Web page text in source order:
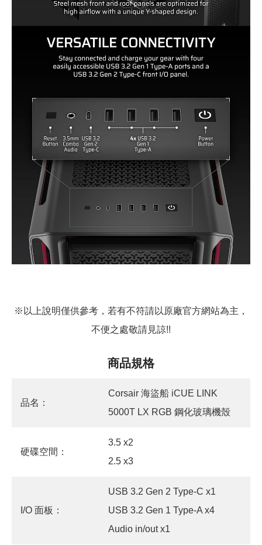
※以上說明僅供參考，若有不符請以原廠官方網站為主，
不便之處敬請見諒!!
商品規格
品名：
Corsair 海盜船 iCUE LINK
5000T LX RGB 鋼化玻璃機殼
硬碟空間：
3.5 x2
2.5 x3
I/O 面板：
USB 3.2 Gen 2 Type-C x1
USB 3.2 Gen 1 Type-A x4
Audio in/out x1